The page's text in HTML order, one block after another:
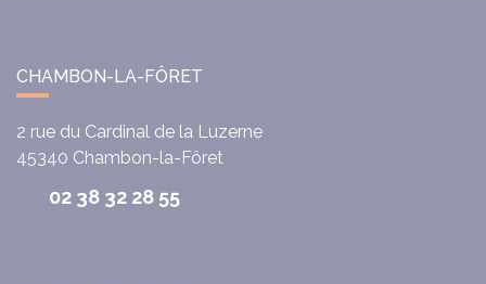
CHAMBON-LA-FÔRET
2 rue du Cardinal de la Luzerne
45340 Chambon-la-Fôret
02 38 32 28 55